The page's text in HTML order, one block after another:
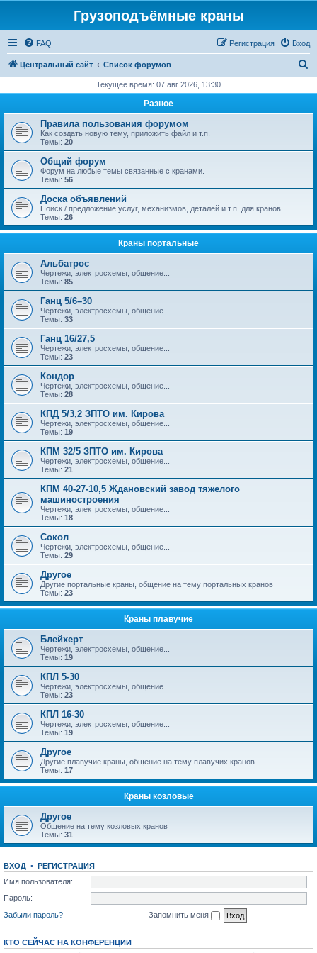
Грузоподъёмные краны
FAQ Вход
Регистрация
Центральный сайт Список форумов
с
Текущее время: 07 авг 2026, 13:30
Разное
Правила пользования форумом
Как создать новую тему, приложить файл и т.п.
Темы: 20
Общий форум
Форум на любые темы связанные с кранами.
Темы: 56
Доска объявлений
Поиск / предложение услуг, механизмов, деталей и т.п. для кранов
Темы: 26
Краны портальные
Альбатрос
Чертежи, электросхемы, общение...
Темы: 85
Ганц 5/6–30
Чертежи, электросхемы, общение...
Темы: 33
Ганц 16/27,5
Чертежи, электросхемы, общение...
Темы: 23
Кондор
Чертежи, электросхемы, общение...
Темы: 28
КПД 5/3,2 ЗПТО им. Кирова
Чертежи, электросхемы, общение...
Темы: 19
КПМ 32/5 ЗПТО им. Кирова
Чертежи, электросхемы, общение...
Темы: 21
КПМ 40-27-10,5 Ждановский завод тяжелого
машиностроения
Чертежи, электросхемы, общение...
Темы: 18
Сокол
Чертежи, электросхемы, общение...
Темы: 29
Другое
Другие портальные краны, общение на тему портальных кранов
Темы: 23
Краны плавучие
Блейхерт
Чертежи, электросхемы, общение...
Темы: 19
КПЛ 5-30
Чертежи, электросхемы, общение...
Темы: 23
КПЛ 16-30
Чертежи, электросхемы, общение...
Темы: 19
Другое
Другие плавучие краны, общение на тему плавучих кранов
Темы: 17
Краны козловые
Другое
Общение на тему козловых кранов
Темы: 31
ВХОД • РЕГИСТРАЦИЯ
Имя пользователя:
Пароль:
Забыли пароль?
Запомнить меня
КТО СЕЙЧАС НА КОНФЕРЕНЦИИ